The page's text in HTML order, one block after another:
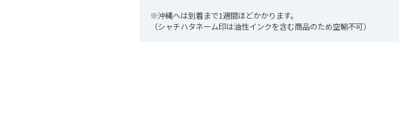
※沖縄へは到着まで1週間ほどかかります。
（シャチハタネーム印は油性インクを含む商品のため空輸不可）